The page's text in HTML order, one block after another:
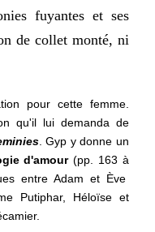
fuyantes et ses
de collet monté, ni
pour cette femme.
qu'il lui demanda de
. Gyp y donne un
d'amour(pp. 163 à
entre Adam et Ève
Putiphar, Héloïse et